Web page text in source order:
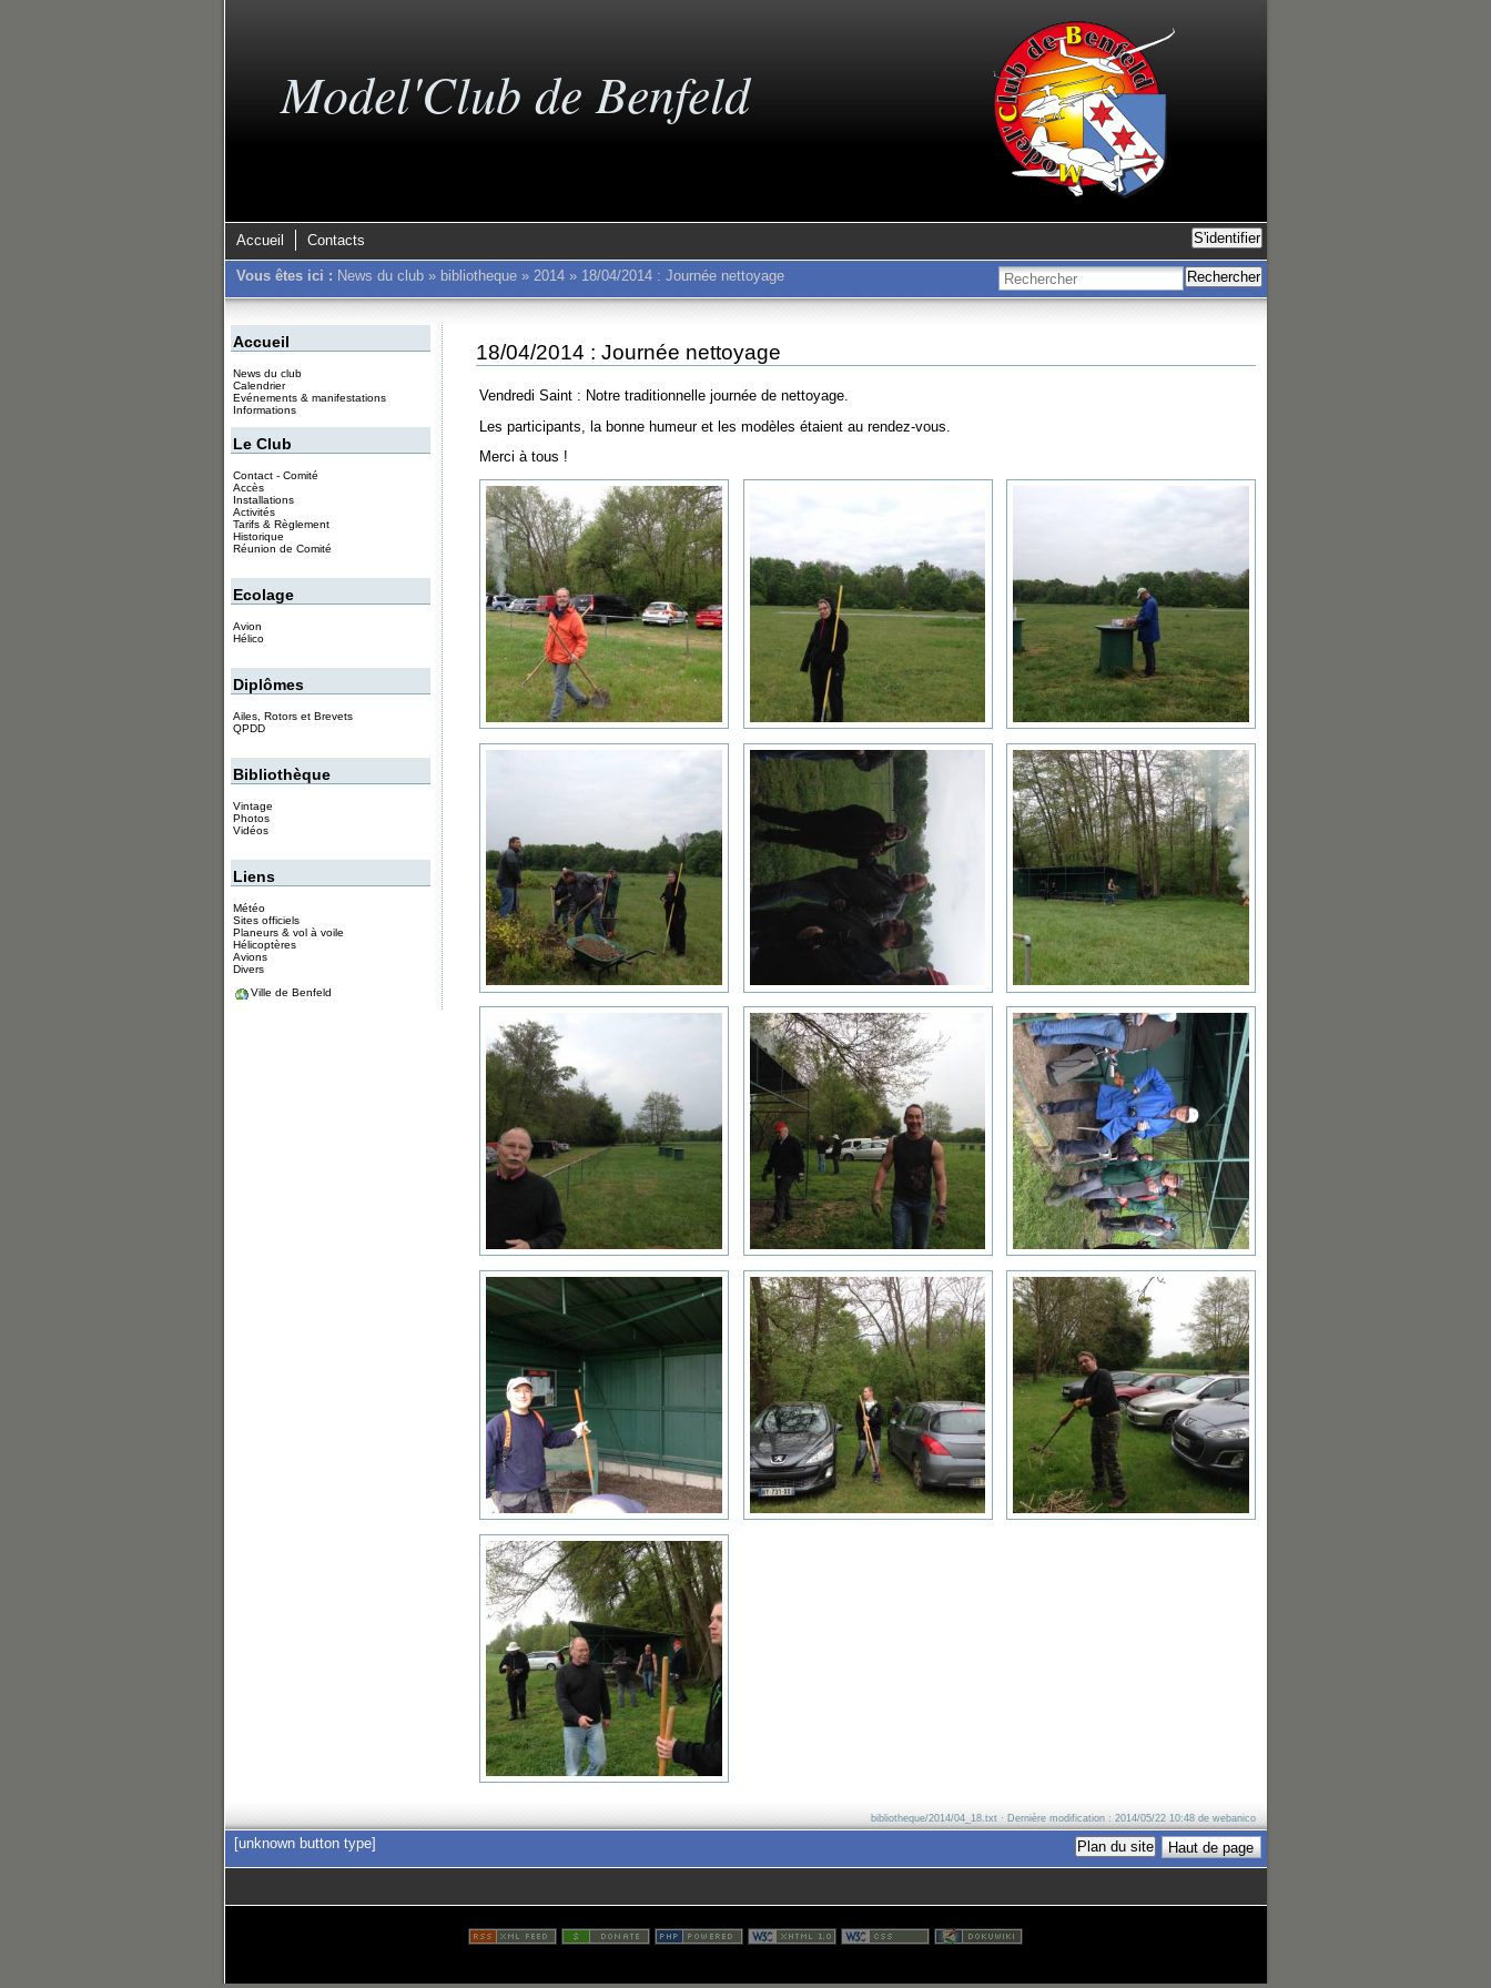
Model'Club de Benfeld
Accueil Contacts S'identifier
Vous êtes ici : News du club» bibliotheque» 2014» 18/04/2014 : Journée nettoyage Rechercher
18/04/2014 : Journée nettoyage
Vendredi Saint : Notre traditionnelle journée de nettoyage.
Les participants, la bonne humeur et les modèles étaient au rendez-vous.
Merci à tous !
Accueil
News du club
Calendrier
Evénements & manifestations
Informations
Le Club
Contact - Comité
Accès
Installations
Activités
Tarifs & Règlement
Historique
Réunion de Comité
Ecolage
Avion
Hélico
Diplômes
Ailes, Rotors et Brevets
QPDD
Bibliothèque
Vintage
Photos
Vidéos
Liens
Météo
Sites officiels
Planeurs & vol à voile
Hélicoptères
Avions
Divers
Ville de Benfeld
bibliotheque/2014/04_18.txt · Dernière modification :2014/05/22 10:48 dewebanico
[unknown button type] Plan du site Haut de page